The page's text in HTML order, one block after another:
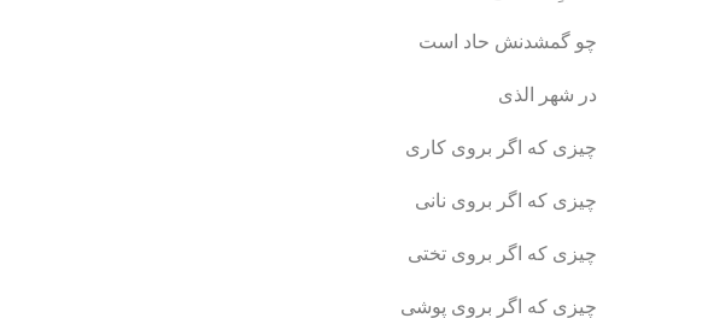
چو گمشدنش حاد است
در شهر الذی
چیزی که اگر بروی کاری
چیزی که اگر بروی نانی
چیزی که اگر بروی تختی
چیزی که اگر بروی پوشی